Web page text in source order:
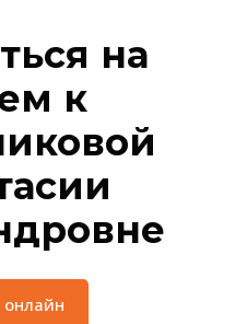
на
к
онлайн